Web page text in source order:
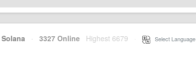
Solana · 3327 Online Highest 6679 Select Language